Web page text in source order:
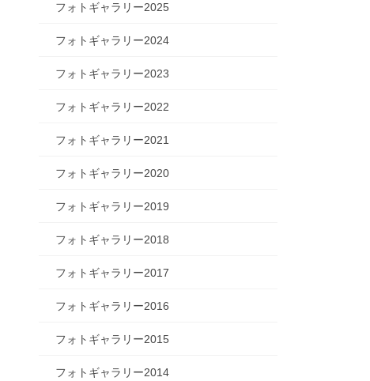
フォトギャラリー2025
フォトギャラリー2024
フォトギャラリー2023
フォトギャラリー2022
フォトギャラリー2021
フォトギャラリー2020
フォトギャラリー2019
フォトギャラリー2018
フォトギャラリー2017
フォトギャラリー2016
フォトギャラリー2015
フォトギャラリー2014